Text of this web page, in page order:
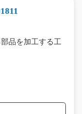
品を加工する工